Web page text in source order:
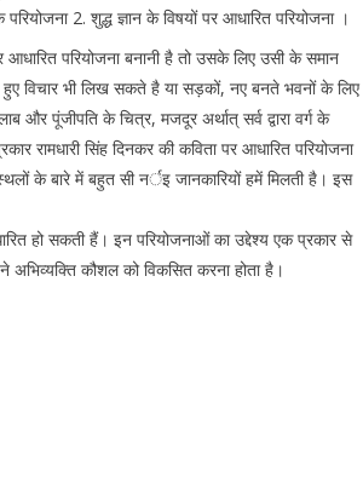
2. शुद्ध ज्ञान के विषयों पर आधारित परियोजना ।
आधारित परियोजना बनानी है तो उसके लिए उसी के समान
विचार भी लिख सकते है या सड़कों, नए बनते भवनों के लिए
पूंजीपति के चित्र, मजदूर अर्थात् सर्व द्वारा वर्ग के
सिंह दिनकर की कविता पर आधारित परियोजना
के बारे में बहुत सी नर्इ जानकारियों हमें मिलती है। इस
हो सकती हैं। इन परियोजनाओं का उद्देश्य एक प्रकार से
अभिव्यक्ति कौशल को विकसित करना होता है।